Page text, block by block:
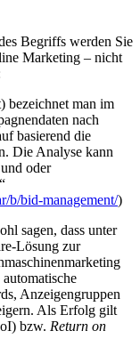
Begriffs werden Sie
Marketing – nicht
bezeichnet man im
nach
basierend die
Die Analyse kann
oder
b/bid-management/)
sagen, dass unter
Lösung zur
Anzeigengruppen
Als Erfolg gilt
bzw. Return on